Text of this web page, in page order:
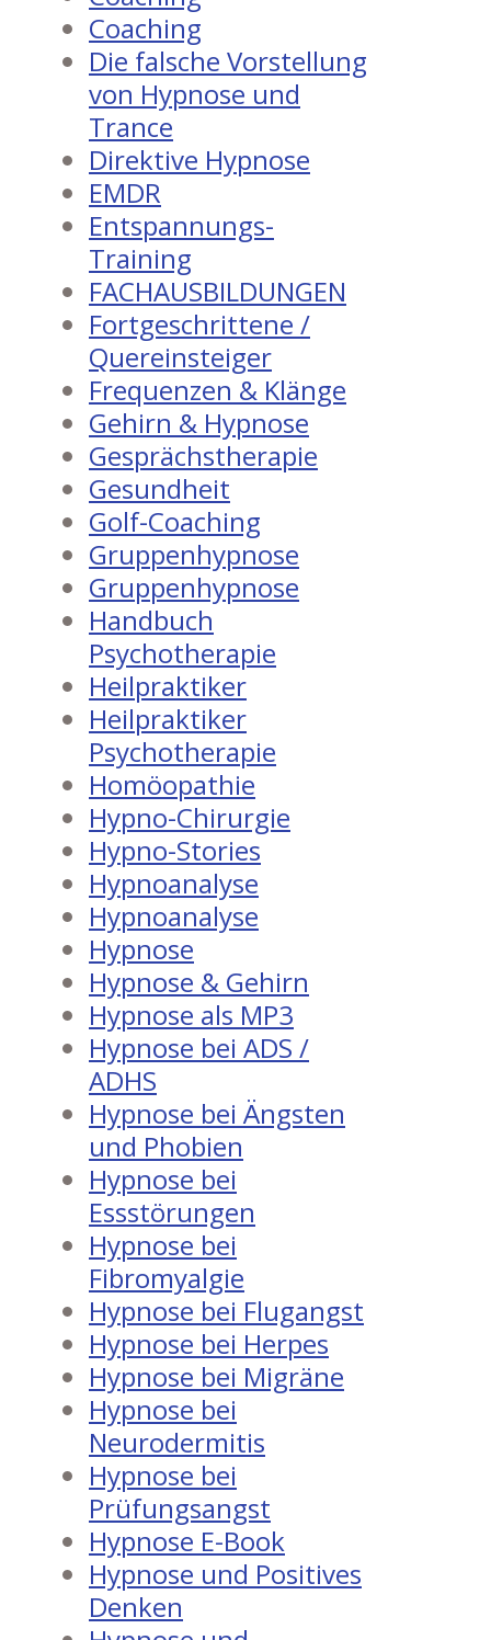
Coaching
Die falsche Vorstellung
von Hypnose und
Trance
Direktive Hypnose
EMDR
Entspannungs-
Training
FACHAUSBILDUNGEN
Fortgeschrittene /
Quereinsteiger
Frequenzen & Klänge
Gehirn & Hypnose
Gesprächstherapie
Gesundheit
Golf-Coaching
Gruppenhypnose
Gruppenhypnose
Handbuch
Psychotherapie
Heilpraktiker
Heilpraktiker
Psychotherapie
Homöopathie
Hypno-Chirurgie
Hypno-Stories
Hypnoanalyse
Hypnoanalyse
Hypnose
Hypnose & Gehirn
Hypnose als MP3
Hypnose bei ADS /
ADHS
Hypnose bei Ängsten
und Phobien
Hypnose bei
Essstörungen
Hypnose bei
Fibromyalgie
Hypnose bei Flugangst
Hypnose bei Herpes
Hypnose bei Migräne
Hypnose bei
Neurodermitis
Hypnose bei
Prüfungsangst
Hypnose E-Book
Hypnose und Positives
Denken